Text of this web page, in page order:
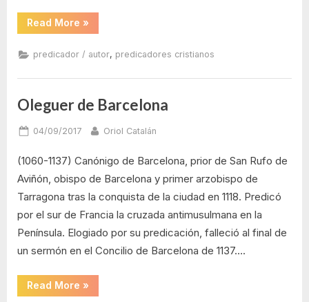
Read More “Miquel
Fabra”
»
predicador / autor, predicadores cristianos
Oleguer de Barcelona
Posted
04/09/2017 By
Oriol Catalán
(1060-1137) Canónigo de Barcelona, prior de San Rufo de
Aviñón, obispo de Barcelona y primer arzobispo de
Tarragona tras la conquista de la ciudad en 1118. Predicó
por el sur de Francia la cruzada antimusulmana en la
Península. Elogiado por su predicación, falleció al final de
un sermón en el Concilio de Barcelona de 1137….
Read More “Oleguer
de
»